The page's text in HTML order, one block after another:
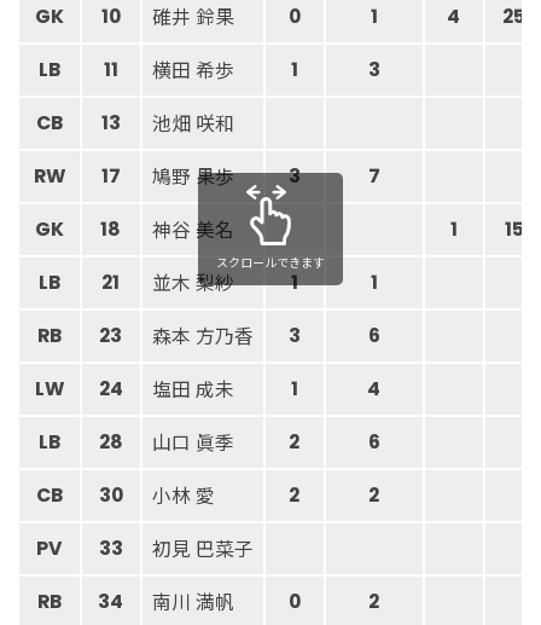
GK 10 碓井 鈴果 0 1 4 25
LB 11 横田 希歩 1 3
CB 13 池畑 咲和
RW 17 鳩野 果歩 3 7
GK 18 神谷 美名 1 15
LB 21 並木 梨紗 1 1
RB 23 森本 方乃香 3 6
LW 24 塩田 成未 1 4
LB 28 山口 眞季 2 6
CB 30 小林 愛 2 2
PV 33 初見 巴菜子
RB 34 南川 満帆 0 2
スクロールできます